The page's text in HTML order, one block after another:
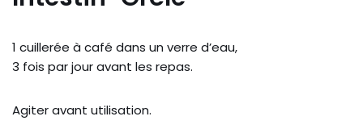
1 cuillerée à café dans un verre d’eau,
3 fois par jour avant les repas.
Agiter avant utilisation.